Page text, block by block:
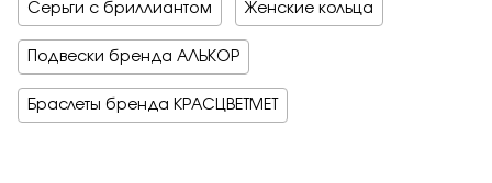
Серьги с бриллиантом Женские кольца
Подвески бренда АЛЬКОР
Браслеты бренда КРАСЦВЕТМЕТ